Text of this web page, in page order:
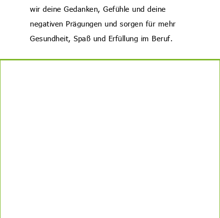
wir deine Gedanken, Gefühle und deine
negativen Prägungen und sorgen für mehr
Gesundheit, Spaß und Erfüllung im Beruf.